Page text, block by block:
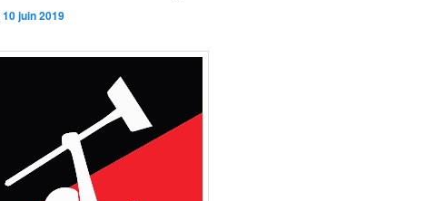
10 juin 2019